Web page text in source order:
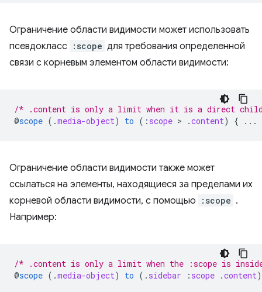
Ограничение области видимости может использовать
псевдокласс :scope для требования определенной
связи с корневым элементом области видимости:
/* .content is only a limit when it is a direct
@scope ( .media-object) to ( : scope > .content) { ...
Ограничение области видимости также может
ссылаться на элементы, находящиеся за пределами их
корневой области видимости, с помощью
:scope .
Например:
/* .content is only a limit when the :scope is
@scope ( .media-object) to ( . sidebar : scope .content)